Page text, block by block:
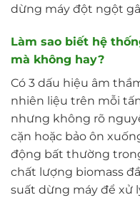
dừng máy đột ngột
Làm sao biết hệ
mà không hay?
Có 3 dấu hiệu âm
nhiên liệu trên mỗi
nhưng không rõ
cặn hoặc bảo ôn
động bất thường
chất lượng biomass
suất dừng máy để xử